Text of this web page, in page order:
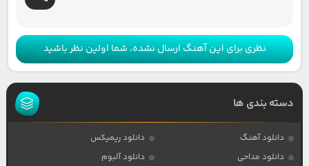
نظری برای این آهنگ ارسال نشده، شما اولین نظر باشید
دسته بندی ها
دانلود آهنگ
دانلود ریمیکس
دانلود مداحی
دانلود آلبوم